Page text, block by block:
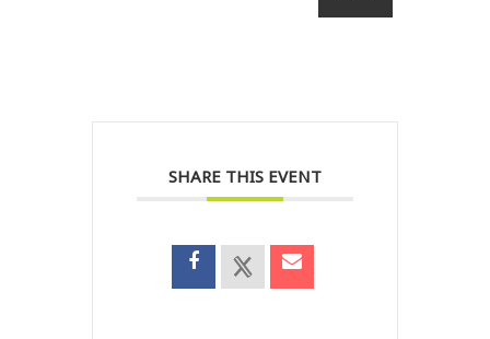
SHARE THIS EVENT